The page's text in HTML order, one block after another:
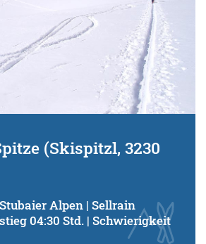
(Skispitzl, 3230
Alpen | Sellrain
04:30 Std. | Schwierigkeit